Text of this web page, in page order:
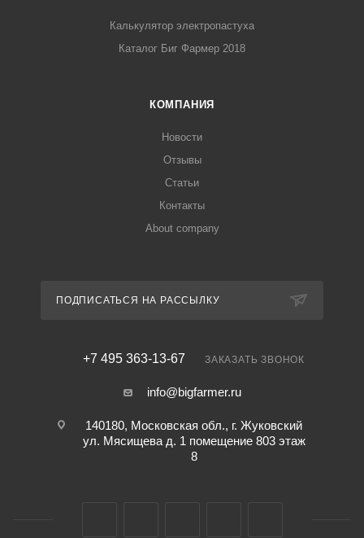
Калькулятор электропастуха
Каталог Биг Фармер 2018
КОМПАНИЯ
Новости
Отзывы
Статьи
Контакты
About company
ПОДПИСАТЬСЯ НА РАССЫЛКУ
+7 495 363-13-67 ЗАКАЗАТЬ ЗВОНОК
info@bigfarmer.ru
140180, Московская обл., г. Жуковский
ул. Мясищева д. 1 помещение 803 этаж
8